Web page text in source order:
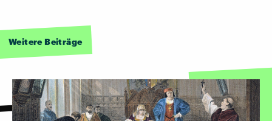
Weitere Beiträge